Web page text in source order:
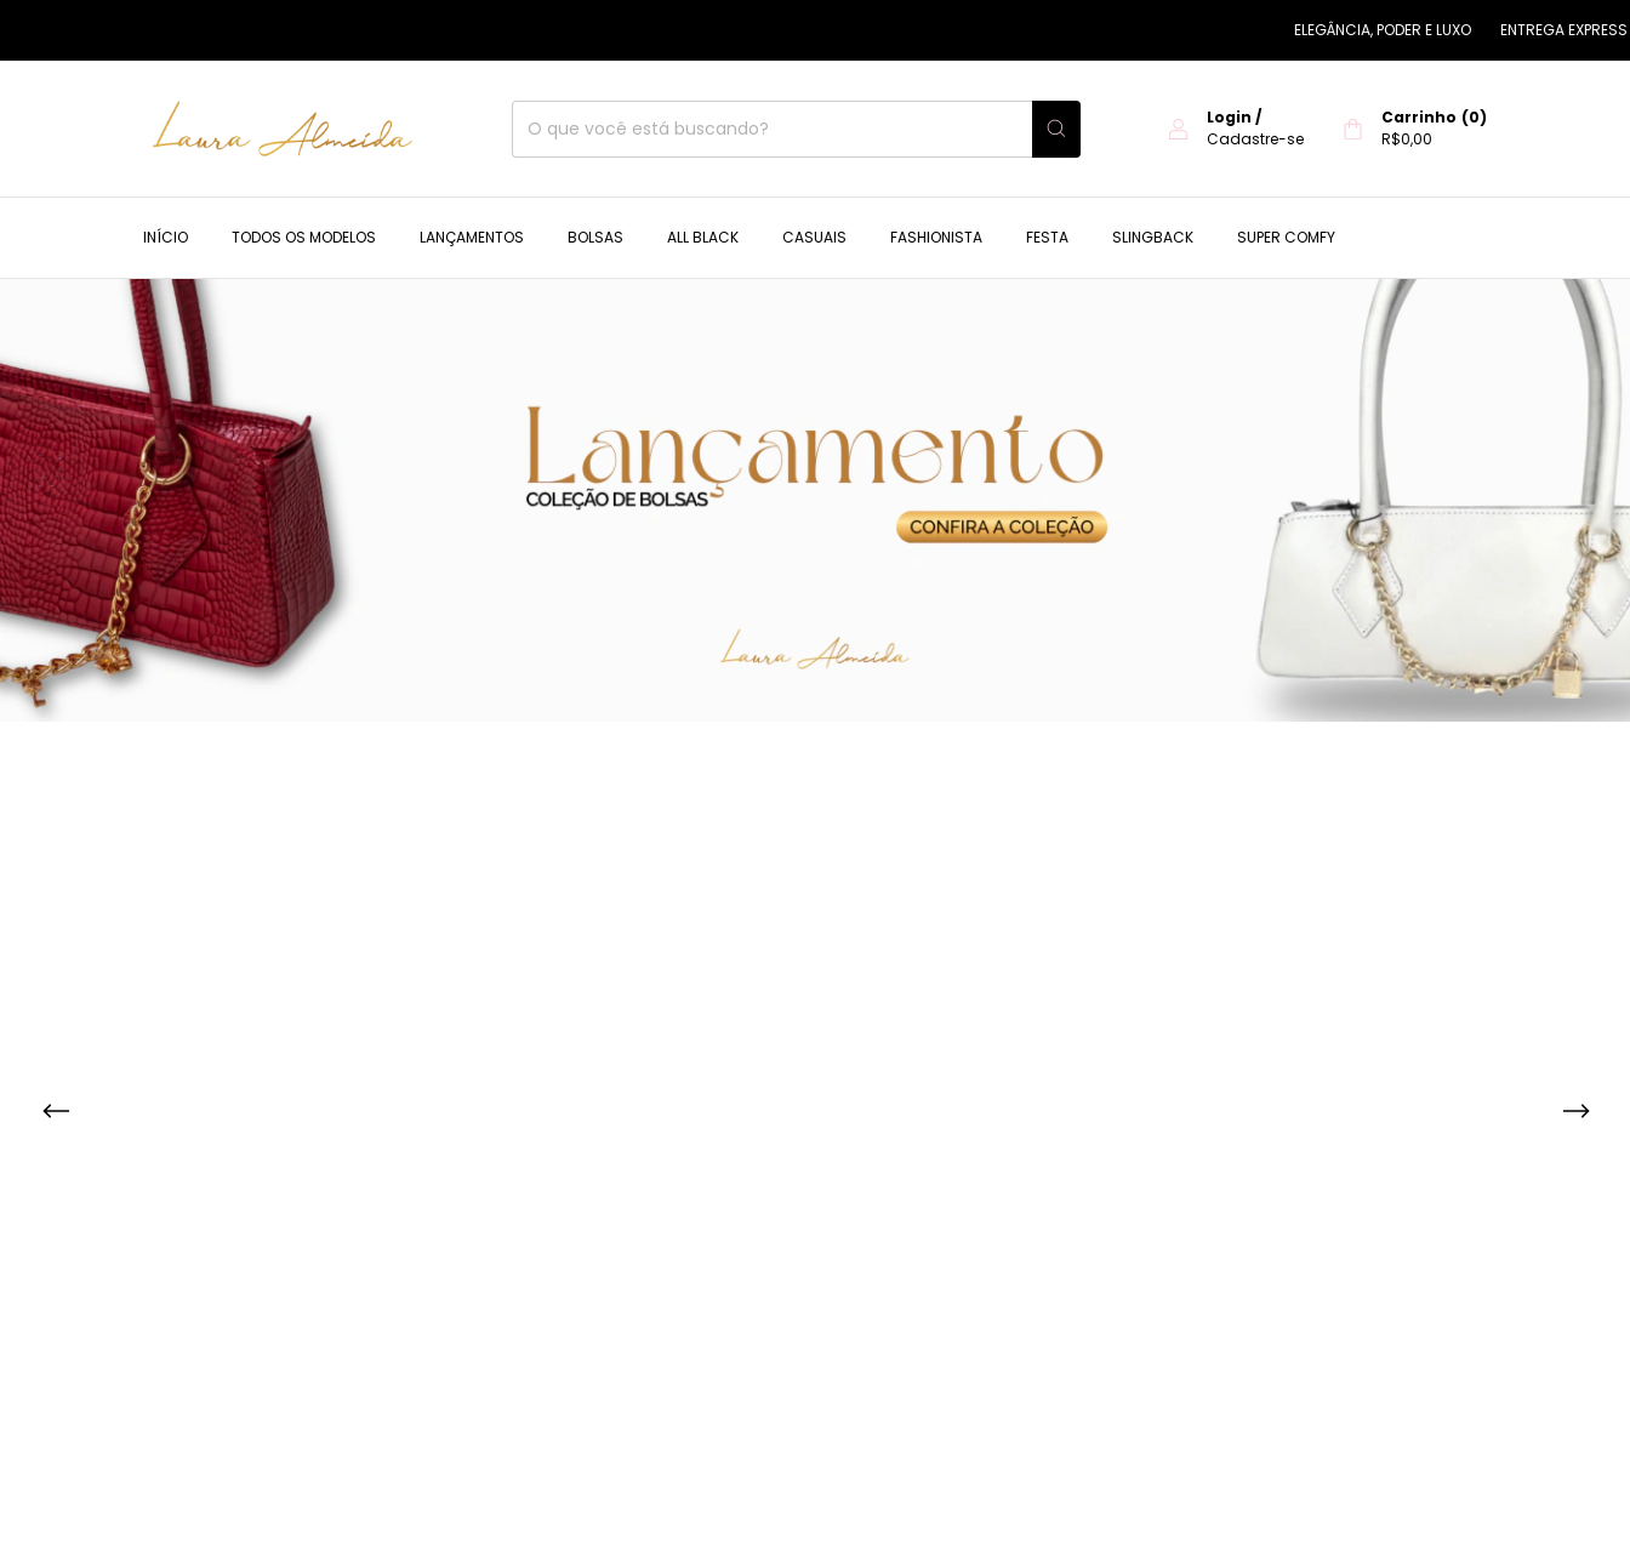
ELEGÂNCIA, PODER E LUXO ENTREGA EXPRESS PARA
Login /
Cadastre-se
Carrinho (0)
R$0,00
INÍCIO TODOS OS MODELOS LANÇAMENTOS BOLSAS ALL BLACK CASUAIS FASHIONISTA FESTA SLINGBACK SUPER COMFY